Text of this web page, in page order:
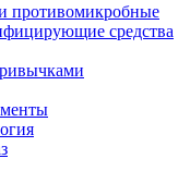
противомикробные
средства